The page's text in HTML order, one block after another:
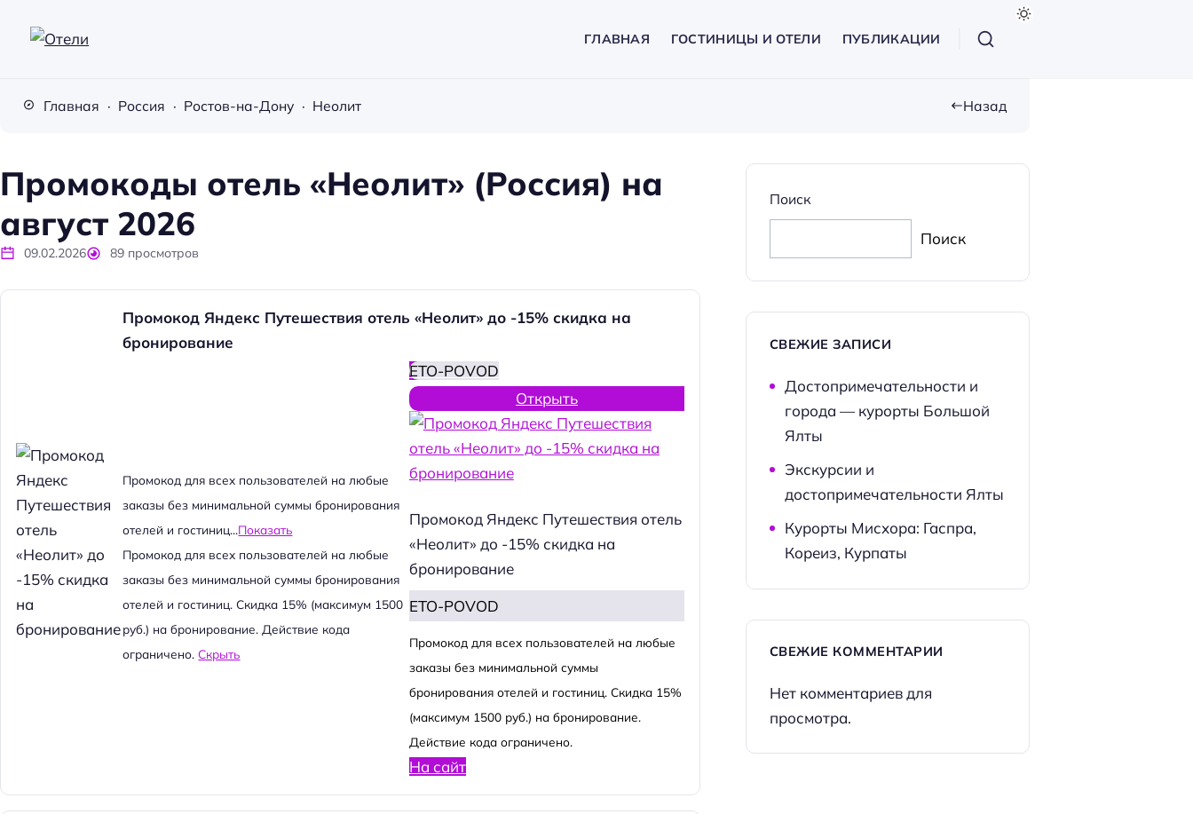
е
ГЛАВНАЯ ГОСТИНИЦЫ И ОТЕЛИ ПУБЛИКАЦИИ
Главная Россия Ростов-на-Дону Неолит Назад
Промокоды отель «Неолит» (Россия) на
август 2026
09.02.2026 89 просмотров
Промокод Яндекс Путешествия отель «Неолит» до -15% скидка на
бронирование
Промокод для всех пользователей на любые
заказы без минимальной суммы бронирования
отелей и гостиниц...Показать
Промокод для всех пользователей на любые
заказы без минимальной суммы бронирования
отелей и гостиниц. Скидка 15% (максимум 1500
руб.) на бронирование. Действие кода
ограничено.Скрыть
ETO-POVOD
Открыть
Промокод Яндекс Путешествия отель
«Неолит» до -15% скидка на
бронирование
ETO-POVOD
Промокод для всех пользователей на любые
заказы без минимальной суммы
бронирования отелей и гостиниц. Скидка 15%
(максимум 1500 руб.) на бронирование.
Действие кода ограничено.
На сайт
Поиск
Поиск
СВЕЖИЕ ЗАПИСИ
Достопримечательности и
города — курорты Большой
Ялты
Экскурсии и
достопримечательности Ялты
Курорты Мисхора: Гаспра,
Кореиз, Курпаты
СВЕЖИЕ КОММЕНТАРИИ
Нет комментариев для
просмотра.